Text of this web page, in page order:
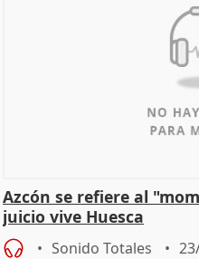
Azcón se refiere al
juicio vive Huesca
Sonido Totales